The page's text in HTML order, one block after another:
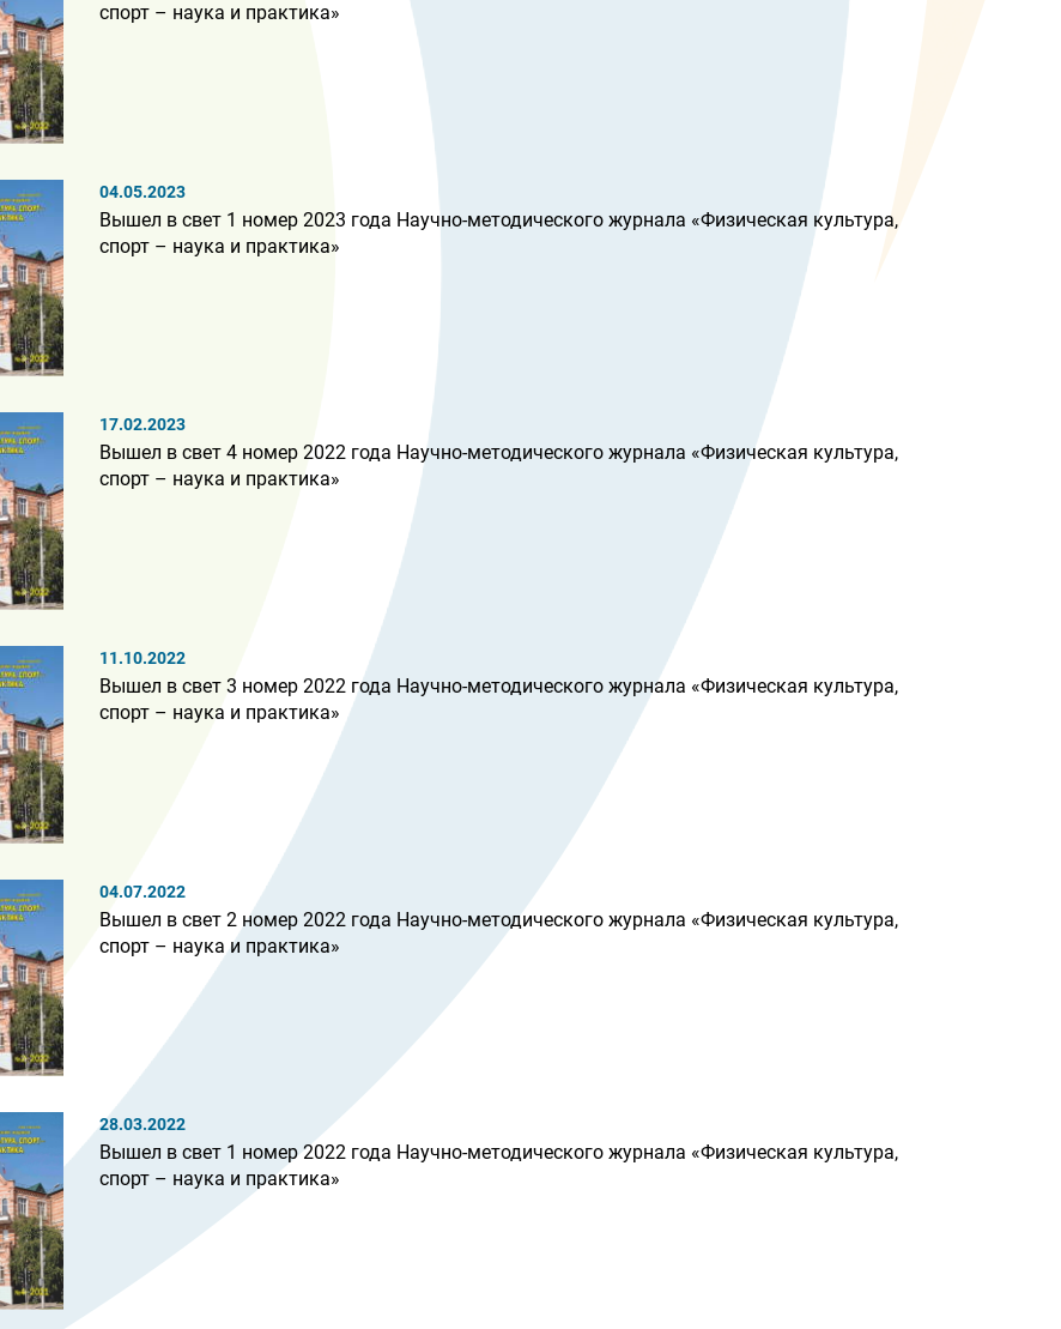
спорт – наука и практика»
04.05.2023
Вышел в свет 1 номер 2023 года Научно-методического журнала «Физическая культура,
спорт – наука и практика»
17.02.2023
Вышел в свет 4 номер 2022 года Научно-методического журнала «Физическая культура,
спорт – наука и практика»
11.10.2022
Вышел в свет 3 номер 2022 года Научно-методического журнала «Физическая культура,
спорт – наука и практика»
04.07.2022
Вышел в свет 2 номер 2022 года Научно-методического журнала «Физическая культура,
спорт – наука и практика»
28.03.2022
Вышел в свет 1 номер 2022 года Научно-методического журнала «Физическая культура,
спорт – наука и практика»